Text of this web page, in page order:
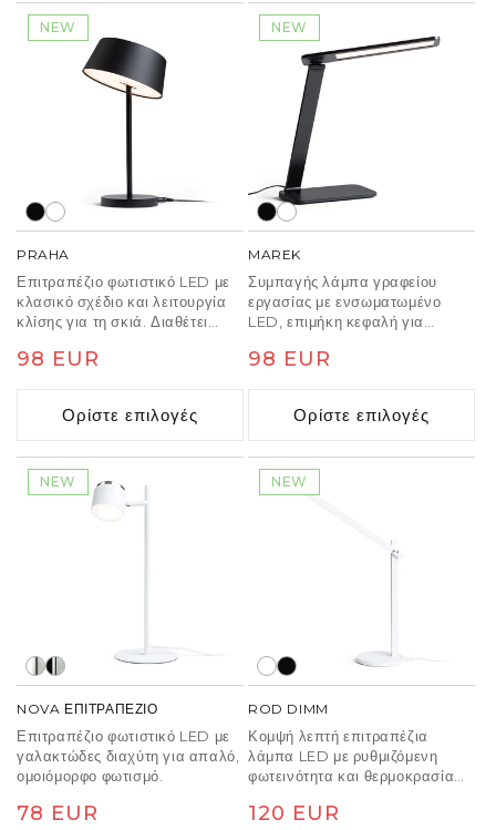
ράφι αγοράζοντας έναν
ξεχωριστό σφιγκτήρα C EMA
(R14290, R14291).
NEW
PRAHA
Επιτραπέζιο φωτιστικό LED με
κλασικό σχέδιο και λειτουργία
κλίσης για τη σκιά. Διαθέτει
βήματα.
Κανονική
τιμή
98 EUR
Ορίστε επιλογές
NEW
MAREK
Συμπαγής λάμπα γραφείου
εργασίας με ενσωματωμένο
LED, επιμήκη κεφαλή για
ντιμμερ που βρίσκεται στη βάση
ρυθμιζόμενη θερμοκρασία
χρώματος.
Κανονική
τιμή
98 EUR
Ορίστε επιλογές
NEW
NOVA ΕΠΙΤΡΑΠΕΖΙΟ
Επιτραπέζιο φωτιστικό LED με
γαλακτώδες διαχύτη για απαλό,
ομοιόμορφο φωτισμό.
Κανονική
78 EUR
NEW
ROD DIMM
Κομψή λεπτή επιτραπέζια
λάμπα LED με ρυθμιζόμενη
φωτεινότητα και θερμοκρασία
βάσης.
Κανονική
120 EUR